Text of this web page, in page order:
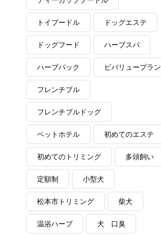
トイプードル ドッグエステ
ドッグフード ハーブスパ
ハーブパック ビバリュープラン
フレンチブル
フレンチブルドッグ
ペットホテル 初めてのエステ
初めてのトリミング 多頭飼い
定額制 小型犬
松本市トリミング 柴犬
温浴ハーブ 犬 口臭